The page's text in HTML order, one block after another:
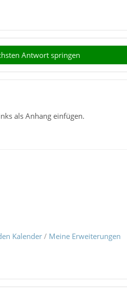
Antwort springen
als Anhang einfügen.
Kalender/ Meine Erweiterungen